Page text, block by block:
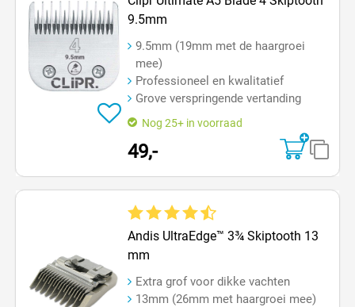
9.5mm
9.5mm (19mm met de haargroei
mee)
Professioneel en kwalitatief
Grove verspringende vertanding
Nog 25+ in voorraad
49,-
Andis UltraEdge™ 3¾ Skiptooth 13
mm
Extra grof voor dikke vachten
13mm (26mm met haargroei mee)